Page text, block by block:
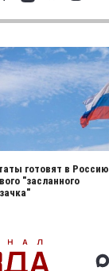
готовят в Россию
"засланного